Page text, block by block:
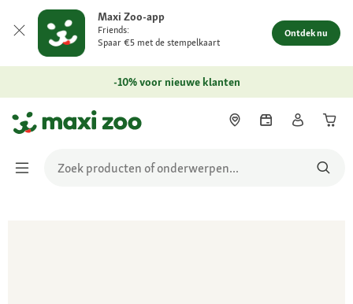
Maxi Zoo-app
Friends:
Spaar €5 met de stempelkaart
Ontdek nu
-10% voor nieuwe klanten